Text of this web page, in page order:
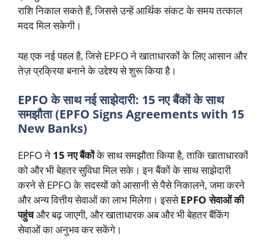
राशि निकाल सकते हैं, जिससे उन्हें आर्थिक संकट के समय तत्काल
मदद मिल सकेगी।
यह एक नई पहल है, जिसे EPFO ने खाताधारकों के लिए आसान और
तेज़ प्रक्रिया बनाने के उद्देश्य से शुरू किया है।
EPFO के साथ नई साझेदारी: 15 नए बैंकों के साथ
समझौता (EPFO Signs Agreements with 15
New Banks)
EPFO ने 15 नए बैंकोंके साथ समझौता किया है, ताकि खाताधारकों
को और भी बेहतर सुविधा मिल सके। इन बैंकों के साथ साझेदारी
करने से EPFO के सदस्यों को आसानी से पैसे निकालने, जमा करने
और अन्य वित्तीय सेवाओं का लाभ मिलेगा। इससेEPFO सेवाओं की
पहुंचऔर बढ़ जाएगी, और खाताधारक अब और भी बेहतर बैंकिंग
सेवाओं का अनुभव कर सकेंगे।